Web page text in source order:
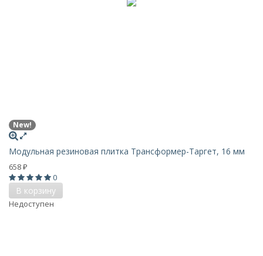
New!
Модульная резиновая плитка Трансформер-Таргет, 16 мм
658 ₽
0
В корзину
Недоступен